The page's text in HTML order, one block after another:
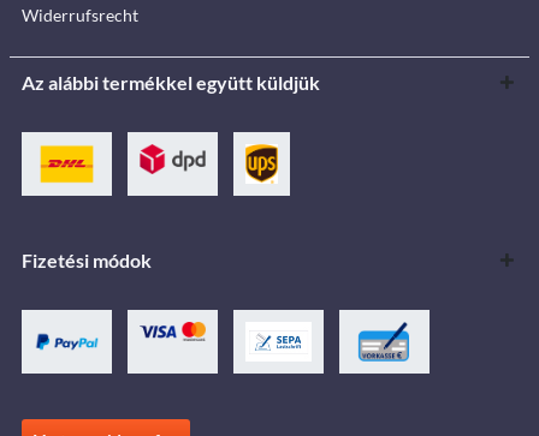
Widerrufsrecht
Az alábbi termékkel együtt küldjük
Fizetési módok